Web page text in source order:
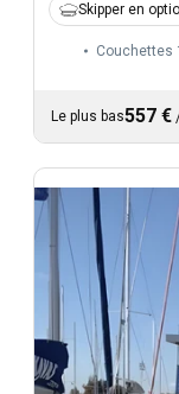
Skipper en
Couchettes
Le plus bas557 €